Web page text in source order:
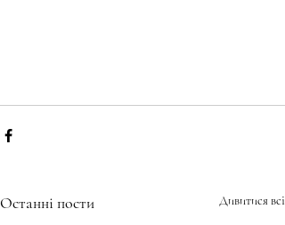
Останні пости Дивитися всі